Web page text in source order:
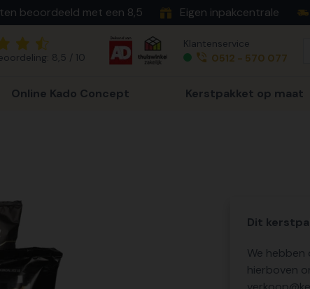
beoordeeld met een 8,5 Eigen inpakcentrale
8,5 / 10
Klantenservice
0512 - 570 077
Online Kado Concept Kerstpakket op maat
Dit
We
hierboven